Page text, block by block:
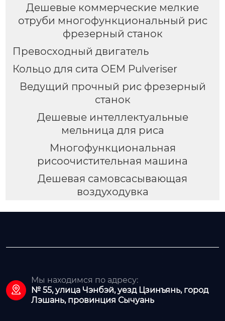
Дешевые коммерческие мелкие
отруби многофункциональный рис
фрезерный станок
Превосходный двигатель
Кольцо для сита OEM Pulveriser
Ведущий прочный рис фрезерный
станок
Дешевые интеллектуальные
мельница для риса
Многофункциональная
рисоочистительная машина
Дешевая самовсасывающая
воздуходувка

Мы находимся по адресу:
№ 55, улица Чэнбэй, уезд Цзинъянь, город
Лэшань, провинция Сычуань